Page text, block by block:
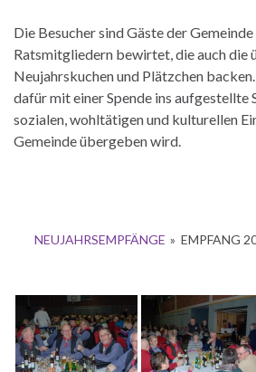
Die Besucher sind Gäste der
Ratsmitgliedern bewirtet, die auch die
Neujahrskuchen und Plätzchen
dafür mit einer Spende ins aufgestellte
sozialen, wohltätigen und kulturellen
Gemeinde übergeben wird.
NEUJAHRSEMPFÄNGE » EMPFANG